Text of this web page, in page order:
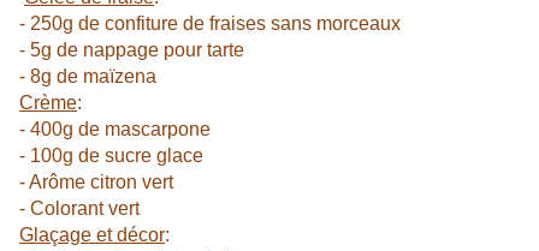
- 250g de confiture de fraises sans morceaux
- 5g de nappage pour tarte
- 8g de maïzena
Crème:
- 400g de mascarpone
- 100g de sucre glace
- Arôme citron vert
- Colorant vert
Glaçage et décor: